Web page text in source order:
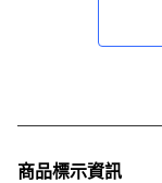
商品標示資訊